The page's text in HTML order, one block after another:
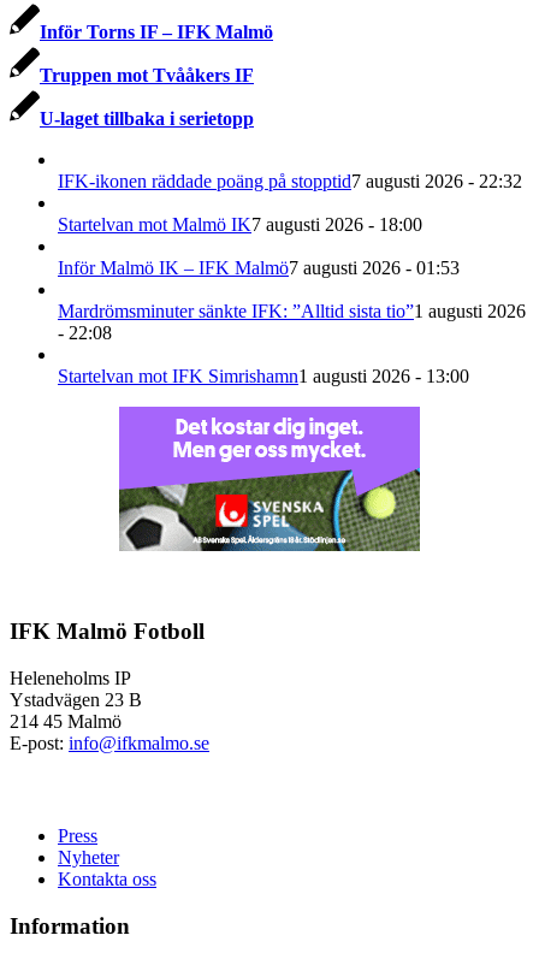
Inför Torns IF – IFK Malmö
Truppen mot Tvååkers IF
U-laget tillbaka i serietopp
IFK-ikonen räddade poäng på stopptid7 augusti 2026 - 22:32
Startelvan mot Malmö IK7 augusti 2026 - 18:00
Inför Malmö IK – IFK Malmö7 augusti 2026 - 01:53
Mardrömsminuter sänkte IFK: ”Alltid sista tio”1 augusti 2026
- 22:08
Startelvan mot IFK Simrishamn1 augusti 2026 - 13:00
IFK Malmö Fotboll
Heleneholms IP
Ystadvägen 23 B
214 45 Malmö
E-post: info@ifkmalmo.se
Press
Nyheter
Kontakta oss
Information